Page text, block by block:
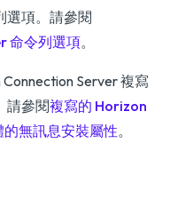
選項。請參閱
命令列選項。
Server 複寫
請參閱複寫的 Horizon
無訊息安裝屬性。